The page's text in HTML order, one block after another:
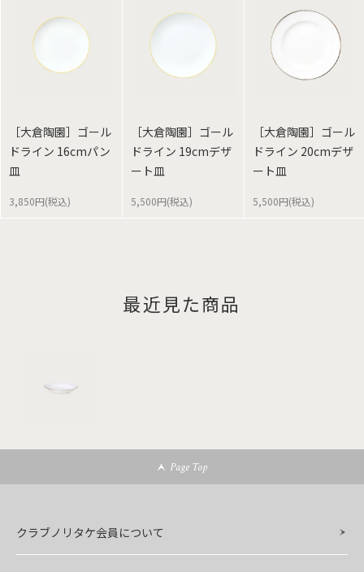
［大倉陶園］ゴール
ドライン 16cmパン
皿
3,850円(税込)
［大倉陶園］ゴール
ドライン 19cmデザ
ート皿
5,500円(税込)
［大倉陶園］ゴール
ドライン 20cmデザ
ート皿
5,500円(税込)
最近見た商品
Page Top
クラブノリタケ会員について